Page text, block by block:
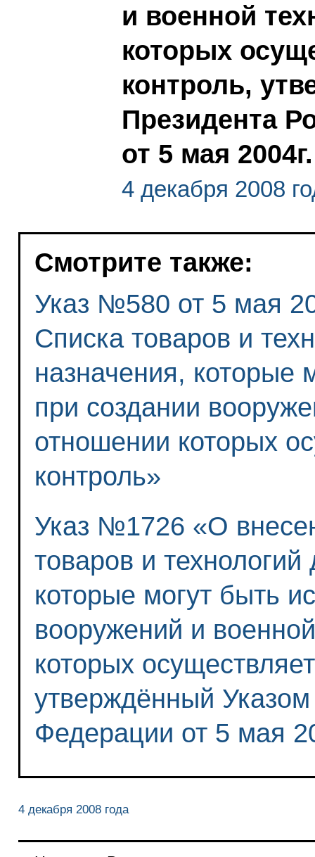
и военной
которых
контроль,
Президента
от 5 мая
4 декабря 2008
Смотрите также:
Указ №580 от 5 мая
Списка товаров и
назначения, которые
при создании
отношении которых
контроль»
Указ №1726 «О
товаров и
которые могут быть
вооружений и
которых
утверждённый
Федерации от 5 мая
4 декабря 2008 года